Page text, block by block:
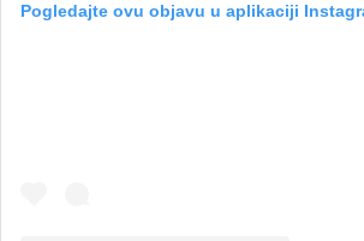
Pogledajte ovu objavu u aplikaciji